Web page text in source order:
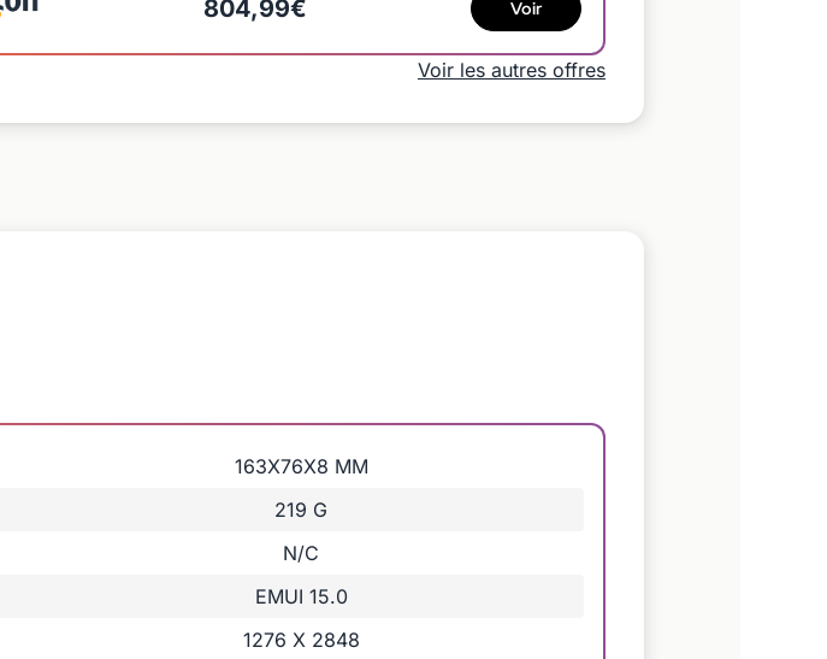
804,99€ Voir
Voir les autres offres
163X76X8 MM
219 G
N/C
EMUI 15.0
1276 X 2848